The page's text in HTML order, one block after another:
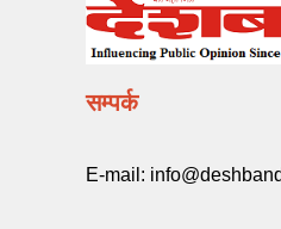
सम्पर्क
E-mail: